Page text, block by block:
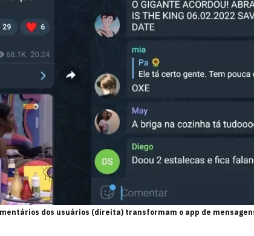
dos usuários (direita) transformam o app de